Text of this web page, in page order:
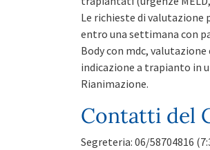
Le richieste di
entro una settimana con
Body con mdc,
indicazione a trapianto in
Rianimazione.
Contatti del
Segreteria: 06/58704816